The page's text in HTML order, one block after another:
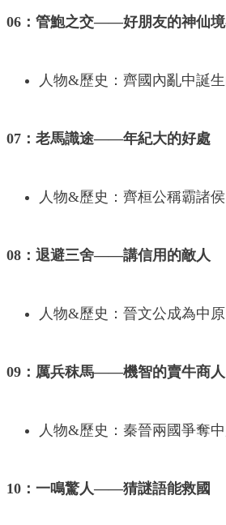
06：管鮑之交——好朋友的神仙
人物&歷史：齊國內亂中誕
07：老馬識途——年紀大的好處
人物&歷史：齊桓公稱霸諸侯
08：退避三舍——講信用的敵人
人物&歷史：晉文公成為中
09：厲兵秣馬——機智的賣牛商人
人物&歷史：秦晉兩國爭奪
10：一鳴驚人——猜謎語能救國